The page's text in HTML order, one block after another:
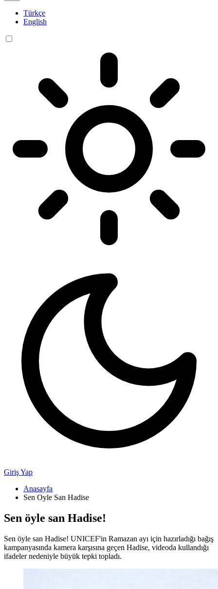
Türkçe
English
Giriş Yap
Anasayfa
Sen Oyle San Hadise
Sen öyle san Hadise!
Sen öyle san Hadise! UNICEF'in Ramazan ayı için hazırladığı bağış
kampanyasında kamera karşısına geçen Hadise, videoda kullandığı
ifadeler nedeniyle büyük tepki topladı.